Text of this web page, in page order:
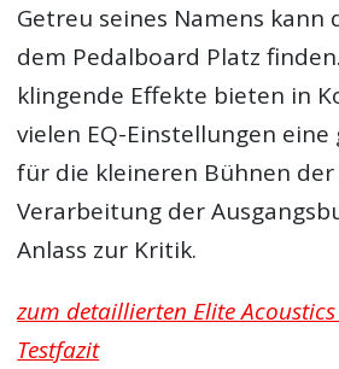
Getreu seines Namens kann
dem Pedalboard Platz
klingende Effekte bieten in
vielen EQ-Einstellungen
für die kleineren Bühnen der
Verarbeitung der
Anlass zur Kritik.
zum detaillierten Elite
Testfazit